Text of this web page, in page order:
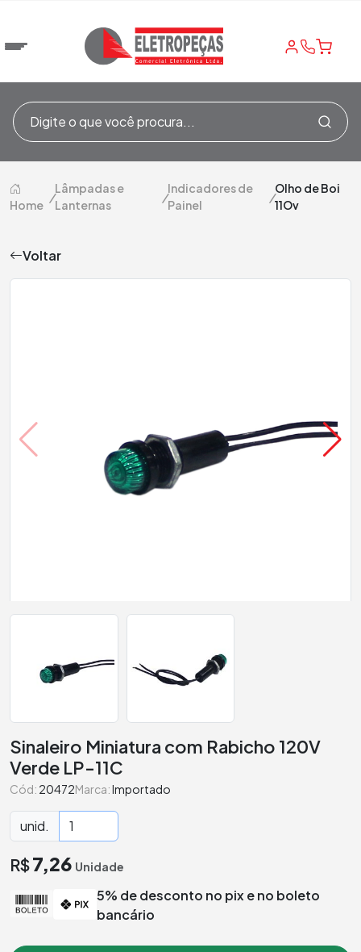
Home
/
Lâmpadas e
Lanternas
/
Indicadores de
Painel
/
Olho de Boi
11Ov
Voltar
Sinaleiro Miniatura com Rabicho 120V
Verde LP-11C
Cód: 20472Marca:Importado
unid.
R$7,26 Unidade
5% de desconto no pix e no boleto
bancário